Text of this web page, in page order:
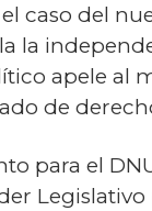
el caso del
la
apele al
de
para el